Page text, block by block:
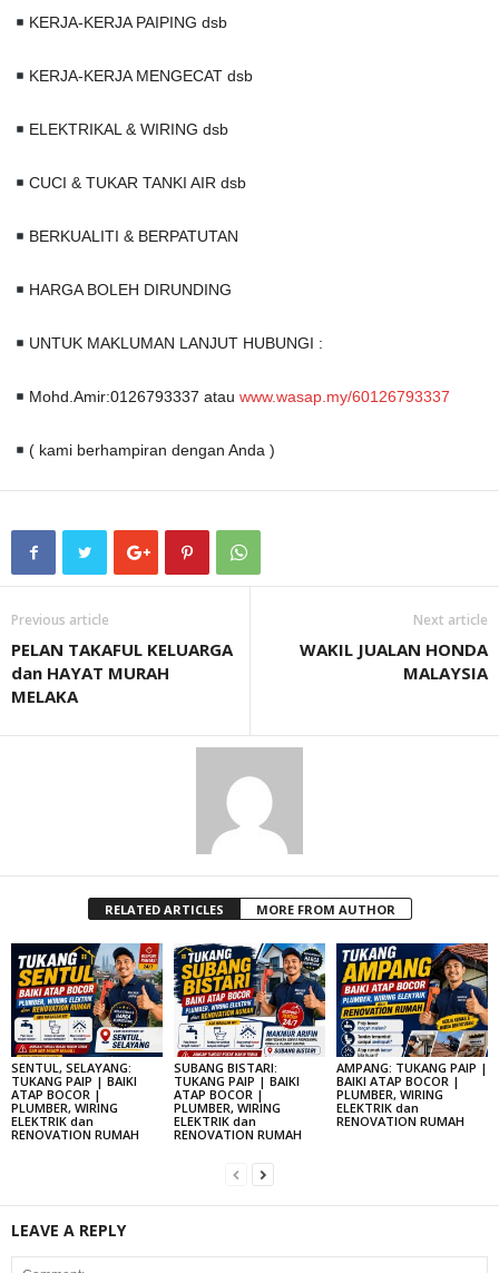
KERJA-KERJA PAIPING dsb
KERJA-KERJA MENGECAT dsb
ELEKTRIKAL & WIRING dsb
CUCI & TUKAR TANKI AIR dsb
BERKUALITI & BERPATUTAN
HARGA BOLEH DIRUNDING
UNTUK MAKLUMAN LANJUT HUBUNGI :
Mohd.Amir:0126793337 atau www.wasap.my/60126793337
( kami berhampiran dengan Anda )
Previous article
PELAN TAKAFUL KELUARGA
dan HAYAT MURAH
MELAKA
Next article
WAKIL JUALAN HONDA
MALAYSIA
RELATED ARTICLES MORE FROM AUTHOR
SENTUL, SELAYANG:
TUKANG PAIP | BAIKI
ATAP BOCOR |
PLUMBER, WIRING
ELEKTRIK dan
RENOVATION RUMAH
SUBANG BISTARI:
TUKANG PAIP | BAIKI
ATAP BOCOR |
PLUMBER, WIRING
ELEKTRIK dan
RENOVATION RUMAH
AMPANG: TUKANG PAIP |
BAIKI ATAP BOCOR |
PLUMBER, WIRING
ELEKTRIK dan
RENOVATION RUMAH
LEAVE A REPLY